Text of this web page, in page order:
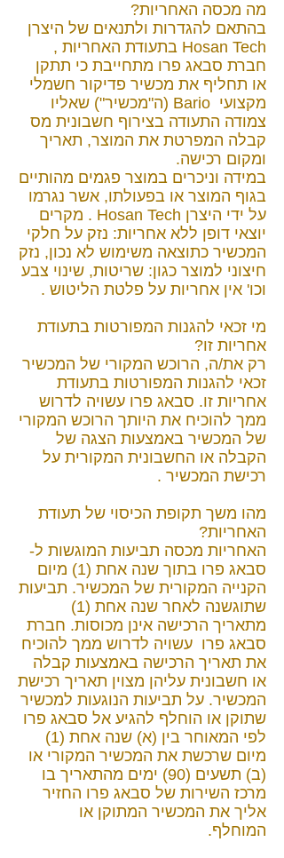
מה מכסה האחריות?
בהתאם להגדרות ולתנאים של היצרן
Hosan Tech בתעודת האחריות ,
חברת סבאג פרו מתחייבת כי תתקן
או תחליף את מכשיר פדיקור חשמלי
מקצועי Bario (ה"מכשיר") שאליו
צמודה התעודה בצירוף חשבונית מס
קבלה המפרטת את המוצר, תאריך
ומקום רכישה.
במידה וניכרים במוצר פגמים מהותיים
בגוף המוצר או בפעולתו, אשר נגרמו
על ידי היצרן Hosan Tech . מקרים
יוצאי דופן ללא אחריות: נזק על חלקי
המכשיר כתוצאה משימוש לא נכון, נזק
חיצוני למוצר כגון: שריטות, שינוי צבע
וכו' אין אחריות על פלטת הליטוש .
מי זכאי להגנות המפורטות בתעודת
אחריות זו?
רק את/ה, הרוכש המקורי של המכשיר
זכאי להגנות המפורטות בתעודת
אחריות זו. סבאג פרו עשויה לדרוש
ממך להוכיח את היותך הרוכש המקורי
של המכשיר באמצעות הצגה של
הקבלה או החשבונית המקורית על
רכישת המכשיר .
מהו משך תקופת הכיסוי של תעודת
האחריות?
האחריות מכסה תביעות המוגשות ל-
סבאג פרו בתוך שנה אחת (1) מיום
הקנייה המקורית של המכשיר. תביעות
שתוגשנה לאחר שנה אחת (1)
מתאריך הרכישה אינן מכוסות. חברת
סבאג פרו עשויה לדרוש ממך להוכיח
את תאריך הרכישה באמצעות קבלה
או חשבונית עליהן מצוין תאריך רכישת
המכשיר. על תביעות הנוגעות למכשיר
שתוקן או הוחלף להגיע אל סבאג פרו
לפי המאוחר בין (א) שנה אחת (1)
מיום שרכשת את המכשיר המקורי או
(ב) תשעים (90) ימים מהתאריך בו
מרכז השירות של סבאג פרו החזיר
אליך את המכשיר המתוקן או
המוחלף.